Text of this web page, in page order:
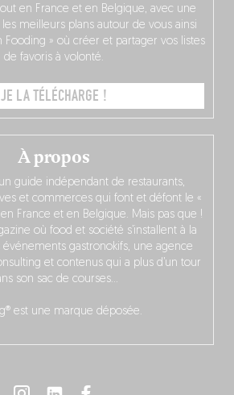
À propos
guide indépendant de restaurants,
et commerces qui font et défont le «
France et en Belgique. Mais pas que !
où food et société s’installent à la
gastronokifs, une agence
et contenus qui a plus d’un tour
son sac de courses…
est une marque déposée.
en France et en Belgique, avec une
meilleurs plans autour de vous ainsi
Fooding » où créer et partager vos listes
de favoris à volonté.
JE LA TÉLÉCHARGE !